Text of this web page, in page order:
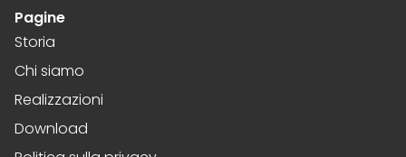
Pagine
Storia
Chi siamo
Realizzazioni
Download